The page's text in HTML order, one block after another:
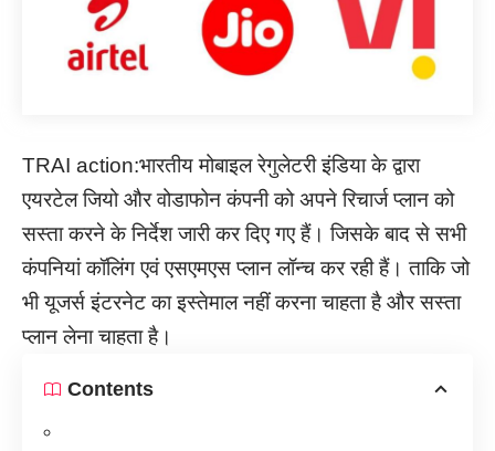
TRAI action:भारतीय मोबाइल रेगुलेटरी इंडिया के द्वारा
एयरटेल जियो और वोडाफोन कंपनी को अपने रिचार्ज प्लान को
सस्ता करने के निर्देश जारी कर दिए गए हैं। जिसके बाद से सभी
कंपनियां कॉलिंग एवं एसएमएस प्लान लॉन्च कर रही हैं। ताकि जो
भी यूजर्स इंटरनेट का इस्तेमाल नहीं करना चाहता है और सस्ता
प्लान लेना चाहता है।
Contents